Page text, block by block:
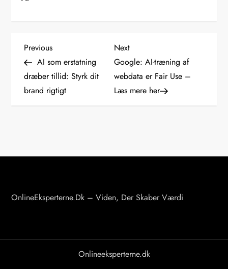
I
n
d
g
Previous
Post
Previous
AI som erstatning
dræber tillid: Styrk dit
brand rigtigt
Next
Post
Next
Google: AI-træning af
webdata er Fair Use –
Læs mere her
OnlineEksperterne.dk – Viden, Der Skaber Værdi
Onlineeksperterne.dk